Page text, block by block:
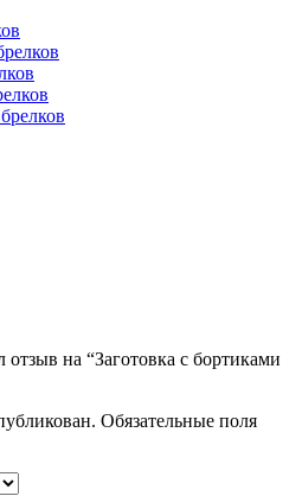
отзыв на “Заготовка с бортиками
Обязательные поля